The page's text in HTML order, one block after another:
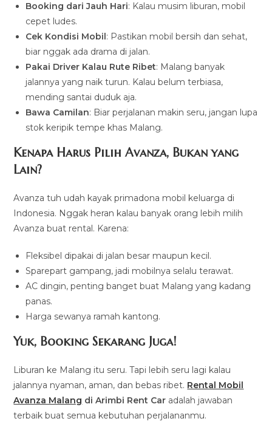
Booking dari Jauh Hari: Kalau musim liburan, mobil
cepet ludes.
Cek Kondisi Mobil: Pastikan mobil bersih dan sehat,
biar nggak ada drama di jalan.
Pakai Driver Kalau Rute Ribet: Malang banyak
jalannya yang naik turun. Kalau belum terbiasa,
mending santai duduk aja.
Bawa Camilan: Biar perjalanan makin seru, jangan lupa
stok keripik tempe khas Malang.
Kenapa Harus Pilih Avanza, Bukan yang
Lain?
Avanza tuh udah kayak primadona mobil keluarga di
Indonesia. Nggak heran kalau banyak orang lebih milih
Avanza buat rental. Karena:
Fleksibel dipakai di jalan besar maupun kecil.
Sparepart gampang, jadi mobilnya selalu terawat.
AC dingin, penting banget buat Malang yang kadang
panas.
Harga sewanya ramah kantong.
Yuk, Booking Sekarang Juga!
Liburan ke Malang itu seru. Tapi lebih seru lagi kalau
jalannya nyaman, aman, dan bebas ribet. Rental Mobil
Avanza Malang di Arimbi Rent Car adalah jawaban
terbaik buat semua kebutuhan perjalananmu.